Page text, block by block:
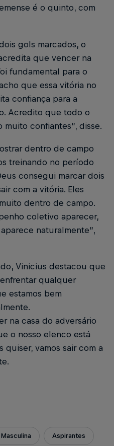
é o quinto, com
gols marcados, o
que vencer na
fundamental para o
que essa vitória no
confiança para a
Acredito que todo o
muito confiantes”, disse.
dentro de campo
treinando no período
consegui marcar dois
com a vitória. Eles
dentro de campo.
coletivo aparecer,
naturalmente”,
Vinicius destacou que
qualquer
estamos bem
na casa do adversário
o nosso elenco está
quiser, vamos sair com a
Aspirantes